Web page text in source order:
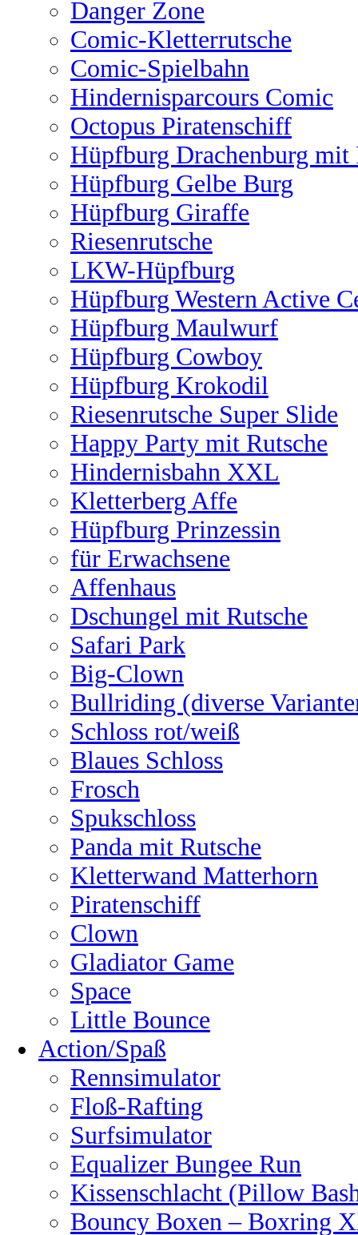
Danger Zone
Comic-Kletterrutsche
Comic-Spielbahn
Hindernisparcours Comic
Octopus Piratenschiff
Hüpfburg Drachenburg mit
Hüpfburg Gelbe Burg
Hüpfburg Giraffe
Riesenrutsche
LKW-Hüpfburg
Hüpfburg Western Active
Hüpfburg Maulwurf
Hüpfburg Cowboy
Hüpfburg Krokodil
Riesenrutsche Super Slide
Happy Party mit Rutsche
Hindernisbahn XXL
Kletterberg Affe
Hüpfburg Prinzessin
für Erwachsene
Affenhaus
Dschungel mit Rutsche
Safari Park
Big-Clown
Bullriding (diverse
Schloss rot/weiß
Blaues Schloss
Frosch
Spukschloss
Panda mit Rutsche
Kletterwand Matterhorn
Piratenschiff
Clown
Gladiator Game
Space
Little Bounce
Action/Spaß
Rennsimulator
Floß-Rafting
Surfsimulator
Equalizer Bungee Run
Kissenschlacht (Pillow
Bouncy Boxen – Boxring